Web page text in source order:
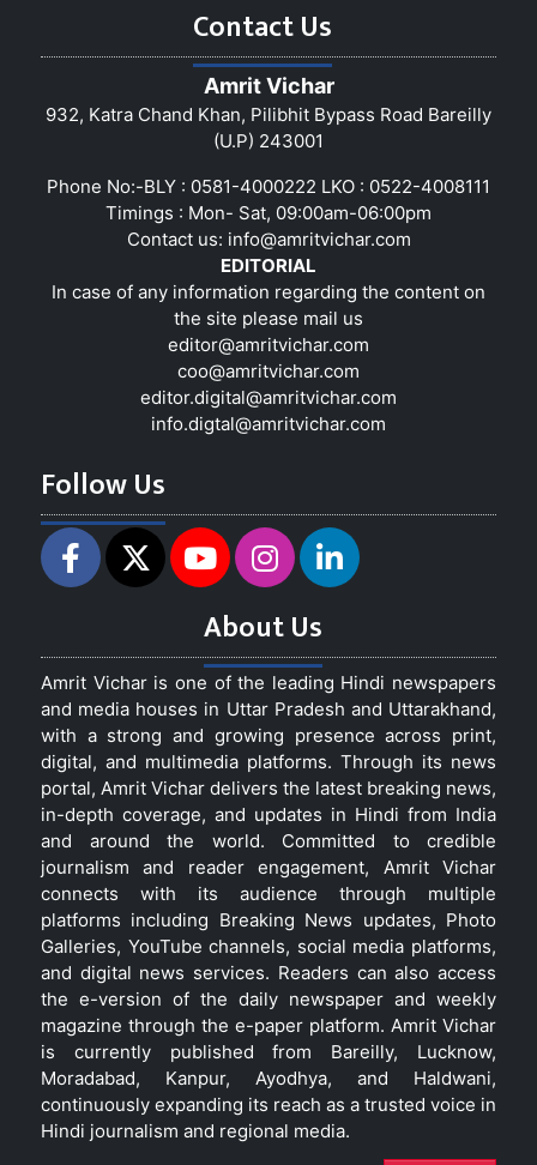
Contact Us
Amrit Vichar
932, Katra Chand Khan, Pilibhit Bypass Road Bareilly
(U.P) 243001
Phone No:-BLY : 0581-4000222 LKO : 0522-4008111
Timings : Mon- Sat, 09:00am-06:00pm
Contact us: info@amritvichar.com
EDITORIAL
In case of any information regarding the content on
the site please mail us
editor@amritvichar.com
coo@amritvichar.com
editor.digital@amritvichar.com
info.digtal@amritvichar.com
Follow Us
About Us
Amrit Vichar is one of the leading Hindi newspapers
and media houses in Uttar Pradesh and Uttarakhand,
with a strong and growing presence across print,
digital, and multimedia platforms. Through its news
portal, Amrit Vichar delivers the latest breaking news,
in-depth coverage, and updates in Hindi from India
and around the world. Committed to credible
journalism and reader engagement, Amrit Vichar
connects with its audience through multiple
platforms including Breaking News updates, Photo
Galleries, YouTube channels, social media platforms,
and digital news services. Readers can also access
the e-version of the daily newspaper and weekly
magazine through the e-paper platform. Amrit Vichar
is currently published from Bareilly, Lucknow,
Moradabad, Kanpur, Ayodhya, and Haldwani,
continuously expanding its reach as a trusted voice in
Hindi journalism and regional media.